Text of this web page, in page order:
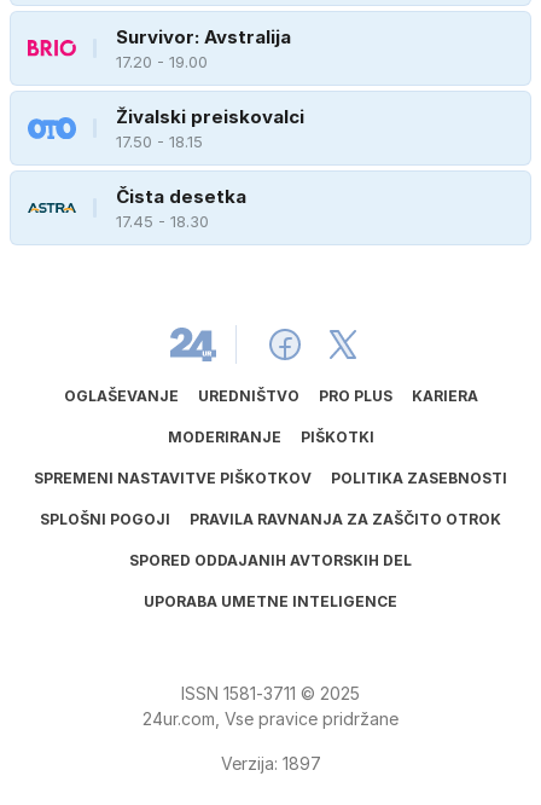
Survivor: Avstralija
17.20 - 19.00
Živalski preiskovalci
17.50 - 18.15
Čista desetka
17.45 - 18.30
OGLAŠEVANJE UREDNIŠTVO PRO PLUS KARIERA
MODERIRANJE PIŠKOTKI
SPREMENI NASTAVITVE PIŠKOTKOV POLITIKA ZASEBNOSTI
SPLOŠNI POGOJI PRAVILA RAVNANJA ZA ZAŠČITO OTROK
SPORED ODDAJANIH AVTORSKIH DEL
UPORABA UMETNE INTELIGENCE
ISSN 1581‑3711 © 2025
24ur.com, Vse pravice pridržane
Verzija: 1897